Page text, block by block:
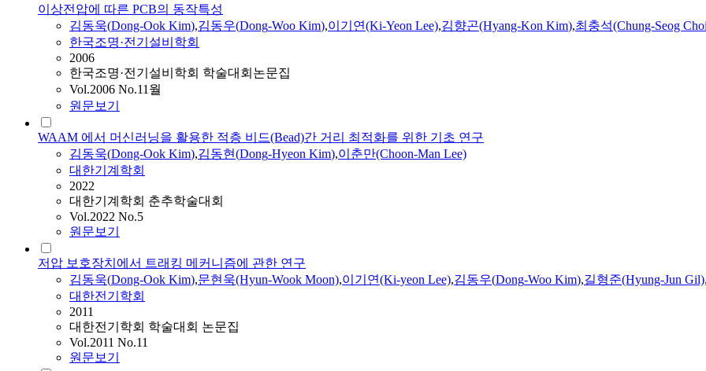
이상전압에 따른 PCB의 동작특성
김동욱(Dong-Ook Kim),김동우(Dong-Woo Kim),이기연(Ki-Yeon Lee),김향곤(Hyang-Kon Kim),최충석(Chung-Seog
한국조명·전기설비학회
2006
한국조명·전기설비학회 학술대회논문집
Vol.2006 No.11월
원문보기
WAAM 에서 머신러닝을 활용한 적층 비드(Bead)간 거리 최적화를 위한 기초 연구
김동욱(Dong-Ook Kim),김동현(Dong-Hyeon Kim),이춘만(Choon-Man Lee)
대한기계학회
2022
대한기계학회 춘추학술대회
Vol.2022 No.5
원문보기
저압 보호장치에서 트래킹 메커니즘에 관한 연구
김동욱(Dong-Ook Kim),문현욱(Hyun-Wook Moon),이기연(Ki-yeon Lee),김동우(Dong-Woo Kim),길형준(Hyung-Jun Gil)
대한전기학회
2011
대한전기학회 학술대회 논문집
Vol.2011 No.11
원문보기